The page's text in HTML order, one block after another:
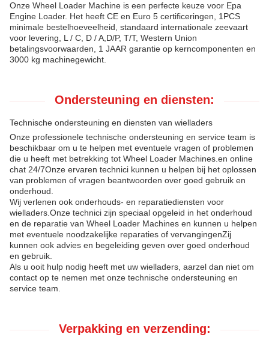
Onze Wheel Loader Machine is een perfecte keuze voor Epa
Engine Loader. Het heeft CE en Euro 5 certificeringen, 1PCS
minimale bestelhoeveelheid, standaard internationale zeevaart
voor levering, L / C, D / A,D/P, T/T, Western Union
betalingsvoorwaarden, 1 JAAR garantie op kerncomponenten en
3000 kg machinegewicht.
Ondersteuning en diensten:
Technische ondersteuning en diensten van wielladers
Onze professionele technische ondersteuning en service team is
beschikbaar om u te helpen met eventuele vragen of problemen
die u heeft met betrekking tot Wheel Loader Machines.en online
chat 24/7Onze ervaren technici kunnen u helpen bij het oplossen
van problemen of vragen beantwoorden over goed gebruik en
onderhoud.
Wij verlenen ook onderhouds- en reparatiediensten voor
wielladers.Onze technici zijn speciaal opgeleid in het onderhoud
en de reparatie van Wheel Loader Machines en kunnen u helpen
met eventuele noodzakelijke reparaties of vervangingenZij
kunnen ook advies en begeleiding geven over goed onderhoud
en gebruik.
Als u ooit hulp nodig heeft met uw wielladers, aarzel dan niet om
contact op te nemen met onze technische ondersteuning en
service team.
Verpakking en verzending: